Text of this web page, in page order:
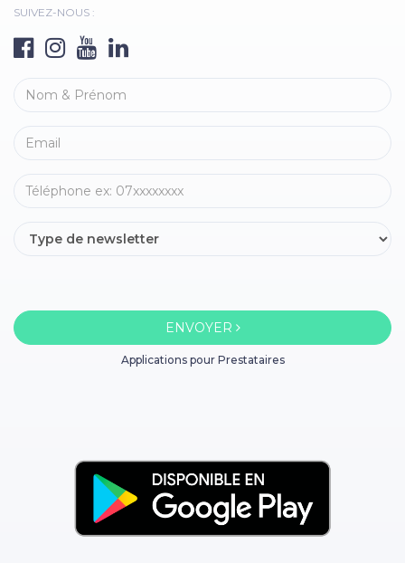
SUIVEZ-NOUS :
ENVOYER
Applications pour Prestataires